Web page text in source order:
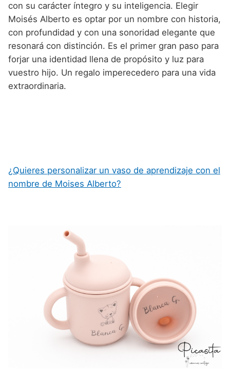
con su carácter íntegro y su inteligencia. Elegir
Moisés Alberto es optar por un nombre con historia,
con profundidad y con una sonoridad elegante que
resonará con distinción. Es el primer gran paso para
forjar una identidad llena de propósito y luz para
vuestro hijo. Un regalo imperecedero para una vida
extraordinaria.
¿Quieres personalizar un vaso de aprendizaje con el
nombre de Moises Alberto?